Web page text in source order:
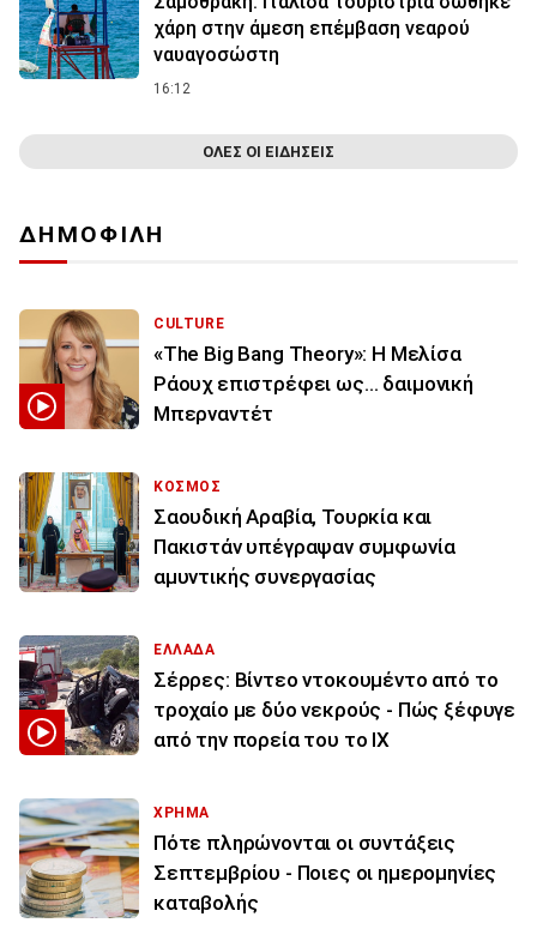
χάρη στην άμεση επέμβαση νεαρού
ναυαγοσώστη
16:12
ΟΛΕΣ ΟΙ ΕΙΔΗΣΕΙΣ
ΔΗΜΟΦΙΛΗ
CULTURE
«The Big Bang Theory»: Η Μελίσα
Ράουχ επιστρέφει ως… δαιμονική
Μπερναντέτ
ΚΟΣΜΟΣ
Σαουδική Αραβία, Τουρκία και
Πακιστάν υπέγραψαν συμφωνία
αμυντικής συνεργασίας
ΕΛΛΑΔΑ
Σέρρες: Βίντεο ντοκουμέντο από το
τροχαίο με δύο νεκρούς - Πώς ξέφυγε
από την πορεία του το ΙΧ
ΧΡΗΜΑ
Πότε πληρώνονται οι συντάξεις
Σεπτεμβρίου - Ποιες οι ημερομηνίες
καταβολής